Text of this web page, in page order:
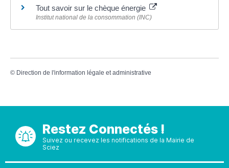
Tout savoir sur le chèque énergie
Institut national de la consommation (INC)
© Direction de l'information légale et administrative
Restez Connectés !
Suivez ou recevez les notifications de la Mairie de
Sciez